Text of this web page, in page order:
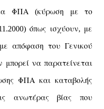
ΦΠΑ (κύρωση με
το
όπως ισχύουν, με
με απόφαση του Γενικού
μπορεί ναπαρατείνεται
ΦΠΑ και καταβολής
ανωτέρας βίας που